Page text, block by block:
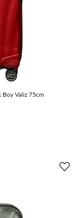
Boy Valiz 75cm